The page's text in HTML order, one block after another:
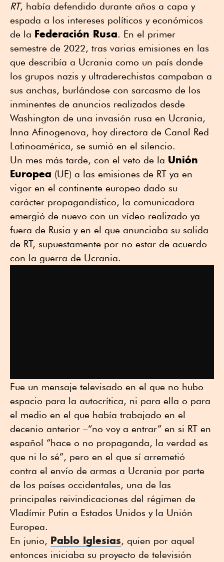
RT, había defendido durante años a capa y
espada a los intereses políticos y económicos
de la Federación Rusa. En el primer
semestre de 2022, tras varias emisiones en las
que describía a Ucrania como un país donde
los grupos nazis y ultraderechistas campaban a
sus anchas, burlándose con sarcasmo de los
inminentes de anuncios realizados desde
Washington de una invasión rusa en Ucrania,
Inna Afinogenova, hoy directora de Canal Red
Latinoamérica, se sumió en el silencio.
Un mes más tarde, con el veto de la Unión
Europea (UE) a las emisiones de RT ya en
vigor en el continente europeo dado su
carácter propagandístico, la comunicadora
emergió de nuevo con un vídeo realizado ya
fuera de Rusia y en el que anunciaba su salida
de RT, supuestamente por no estar de acuerdo
con la guerra de Ucrania.
Fue un mensaje televisado en el que no hubo
espacio para la autocrítica, ni para ella o para
el medio en el que había trabajado en el
decenio anterior –“no voy a entrar” en si RT en
español “hace o no propaganda, la verdad es
que ni lo sé”, pero en el que sí arremetió
contra el envío de armas a Ucrania por parte
de los países occidentales, una de las
principales reivindicaciones del régimen de
Vladímir Putin a Estados Unidos y la Unión
Europea.
En junio, Pablo Iglesias, quien por aquel
entonces iniciaba su proyecto de televisión